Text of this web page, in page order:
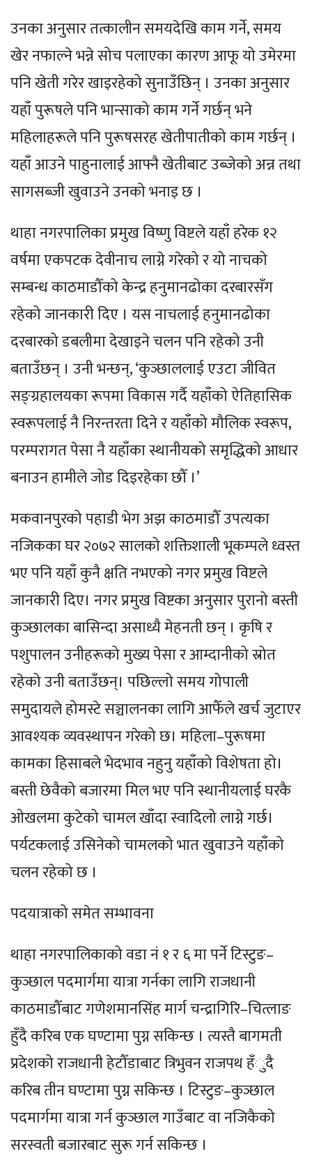
उनका अनुसार तत्कालीन समयदेखि काम गर्ने, समय
खेर नफाल्ने भन्ने सोच पलाएका कारण आफू यो उमेरमा
पनि खेती गरेर खाइरहेको सुनाउँछिन् । उनका अनुसार
यहाँ पुरूषले पनि भान्साको काम गर्ने गर्छन् भने
महिलाहरूले पनि पुरूषसरह खेतीपातीको काम गर्छन् ।
यहाँ आउने पाहुनालाई आफ्नै खेतीबाट उब्जेको अन्न तथा
सागसब्जी खुवाउने उनको भनाइ छ ।
थाहा नगरपालिका प्रमुख विष्णु विष्टले यहाँ हरेक १२
वर्षमा एकपटक देवीनाच लाग्ने गरेको र यो नाचको
सम्बन्ध काठमाडौँको केन्द्र हनुमानढोका दरबारसँग
रहेको जानकारी दिए । यस नाचलाई हनुमानढोका
दरबारको डबलीमा देखाइने चलन पनि रहेको उनी
बताउँछन् । उनी भन्छन्, ‘कुञ्छाललाई एउटा जीवित
सङ्ग्रहालयका रूपमा विकास गर्दै यहाँको ऐतिहासिक
स्वरूपलाई नै निरन्तरता दिने र यहाँको मौलिक स्वरूप,
परम्परागत पेसा नै यहाँका स्थानीयको समृद्धिको आधार
बनाउन हामीले जोड दिइरहेका छौँ ।’
मकवानपुरको पहाडी भेग अझ काठमाडौँ उपत्यका
नजिकका घर २०७२ सालको शक्तिशाली भूकम्पले ध्वस्त
भए पनि यहाँ कुनै क्षति नभएको नगर प्रमुख विष्टले
जानकारी दिए। नगर प्रमुख विष्टका अनुसार पुरानो बस्ती
कुञ्छालका बासिन्दा असाध्यै मेहनती छन् । कृषि र
पशुपालन उनीहरूको मुख्य पेसा र आम्दानीको स्रोत
रहेको उनी बताउँछन्। पछिल्लो समय गोपाली
समुदायले होमस्टे सञ्चालनका लागि आफैँले खर्च जुटाएर
आवश्यक व्यवस्थापन गरेको छ। महिला–पुरूषमा
कामका हिसाबले भेदभाव नहुनु यहाँको विशेषता हो।
बस्ती छेवैको बजारमा मिल भए पनि स्थानीयलाई घरकै
ओखलमा कुटेको चामल खाँदा स्वादिलो लाग्ने गर्छ।
पर्यटकलाई उसिनेको चामलको भात खुवाउने यहाँको
चलन रहेको छ ।
पदयात्राको समेत सम्भावना
थाहा नगरपालिकाको वडा नं १ र ६ मा पर्ने टिस्टुङ–
कुञ्छाल पदमार्गमा यात्रा गर्नका लागि राजधानी
काठमाडौँबाट गणेशमानसिंह मार्ग चन्द्रागिरि–चित्लाङ
हुँदै करिब एक घण्टामा पुग्न सकिन्छ । त्यस्तै बागमती
प्रदेशको राजधानी हेटौँडाबाट त्रिभुवन राजपथ हँुदै
करिब तीन घण्टामा पुग्न सकिन्छ । टिस्टुङ–कुञ्छाल
पदमार्गमा यात्रा गर्न कुञ्छाल गाउँबाट वा नजिकैको
सरस्वती बजारबाट सुरू गर्न सकिन्छ ।